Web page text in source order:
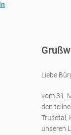
Liebe
vom 31.
den
Trusetal,
unseren